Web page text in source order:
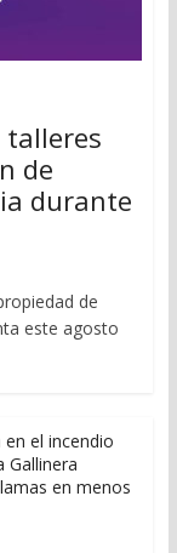
talleres
de
durante
de
este agosto
el incendio
Gallinera
en menos